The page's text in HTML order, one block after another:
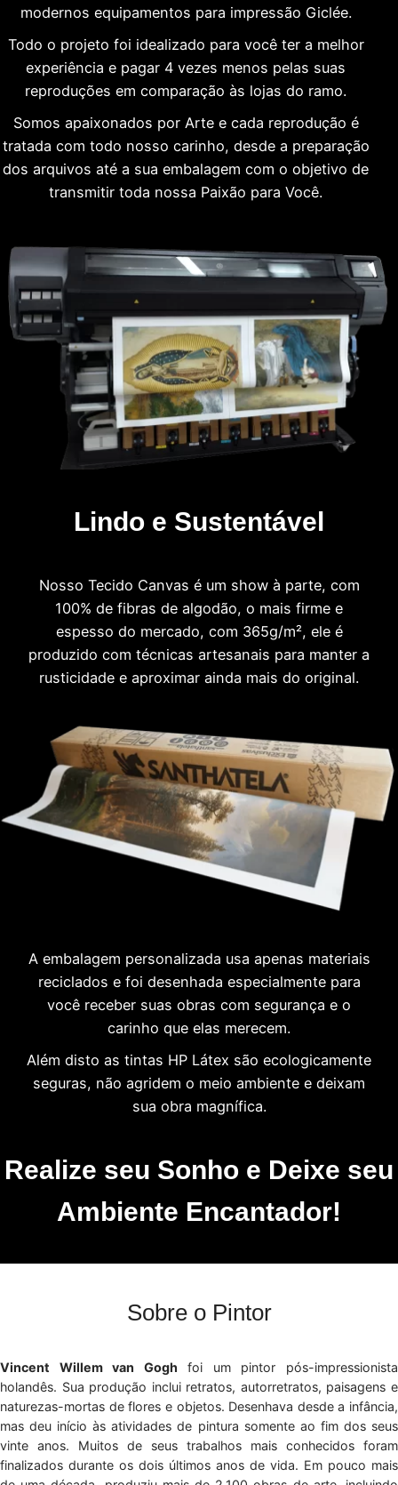
modernos equipamentos para impressão Giclée.
Todo o projeto foi idealizado para você ter a melhor
experiência e pagar 4 vezes menos pelas suas
reproduções em comparação às lojas do ramo.
Somos apaixonados por Arte e cada reprodução é
tratada com todo nosso carinho, desde a preparação
dos arquivos até a sua embalagem com o objetivo de
transmitir toda nossa Paixão para Você.
Lindo e Sustentável
Nosso Tecido Canvas é um show à parte, com
100% de fibras de algodão, o mais firme e
espesso do mercado, com 365g/m², ele é
produzido com técnicas artesanais para manter a
rusticidade e aproximar ainda mais do original.
A embalagem personalizada usa apenas materiais
reciclados e foi desenhada especialmente para
você receber suas obras com segurança e o
carinho que elas merecem.
Além disto as tintas HP Látex são ecologicamente
seguras, não agridem o meio ambiente e deixam
sua obra magnífica.
Realize seu Sonho e Deixe seu
Ambiente Encantador!
Sobre o Pintor
Vincent Willem van Gogh foi um pintor pós-impressionista
holandês. Sua produção inclui retratos, autorretratos, paisagens e
naturezas-mortas de flores e objetos. Desenhava desde a infância,
mas deu início às atividades de pintura somente ao fim dos seus
vinte anos. Muitos de seus trabalhos mais conhecidos foram
finalizados durante os dois últimos anos de vida. Em pouco mais